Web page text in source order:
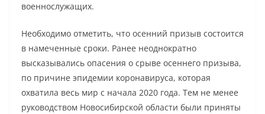
военнослужащих.
Необходимо отметить, что осенний призыв состоится
в намеченные сроки. Ранее неоднократно
высказывались опасения о срыве осеннего призыва,
по причине эпидемии коронавируса, которая
охватила весь мир с начала 2020 года. Тем не менее
руководством Новосибирской области были приняты